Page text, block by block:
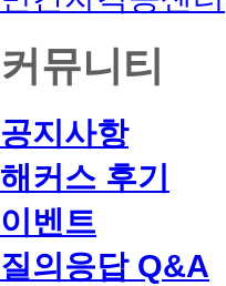
커뮤니티
공지사항
해커스 후기
이벤트
질의응답 Q&A